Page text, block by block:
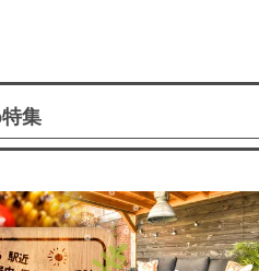
集